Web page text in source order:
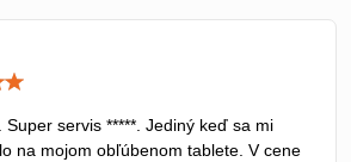
5
Super servis *****. Jediný keď sa mi
na mojom obľúbenom tablete. V cene